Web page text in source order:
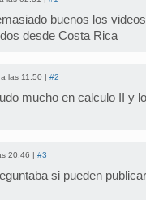
buenos los
desde Costa Rica
las 11:50 | #2
mucho en calculo II y
20:46 | #3
si pueden